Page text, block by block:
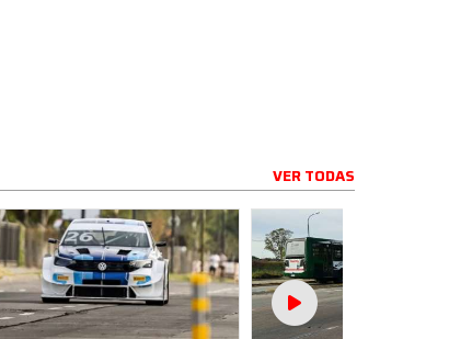
VER TODAS